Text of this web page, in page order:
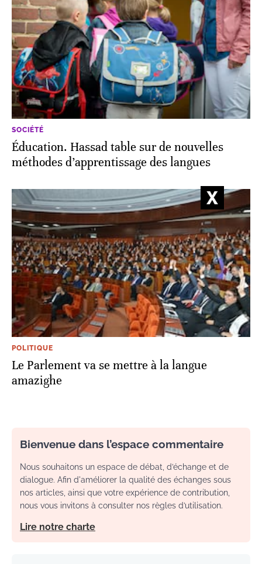
SOCIÉTÉ
Éducation. Hassad table sur de nouvelles
méthodes d’apprentissage des langues
POLITIQUE
Le Parlement va se mettre à la langue
amazighe
Bienvenue dans l’espace commentaire
Nous souhaitons un espace de débat, d’échange et de
dialogue. Afin d'améliorer la qualité des échanges sous
nos articles, ainsi que votre expérience de contribution,
nous vous invitons à consulter nos règles d’utilisation.
Lire notre charte